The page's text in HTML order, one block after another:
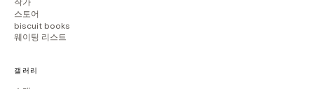
스토어
biscuit books
웨이팅 리스트
갤러리